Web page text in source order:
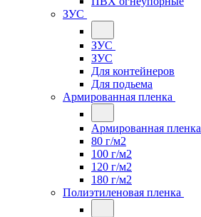
ЗУС
ЗУС
ЗУС
Для контейнеров
Для подьема
Армированная пленка
Армированная пленка
80 г/м2
100 г/м2
120 г/м2
180 г/м2
Полиэтиленовая пленка